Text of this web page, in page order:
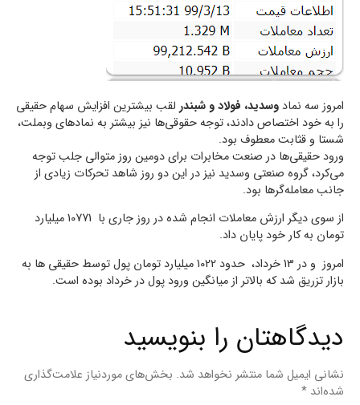
امروز سه نماد وسدید، فولاد و شبندر لقب بیشترین افزایش سهام حقیقی
را به خود اختصاص دادند، توجه حقوقی‌ها نیز بیشتر به نمادهای وبملت،
شستا و قثابت معطوف بود.
ورود حقیقی‌ها در صنعت مخابرات برای دومین روز متوالی جلب توجه
می‌کرد، گروه صنعتی وسدید نیز در این دو روز شاهد تحرکات زیادی از
جانب معامله‌گرها بود.
از سوی دیگر ارزش معاملات انجام شده در روز جاری با 10771 میلیارد
تومان به کار خود پایان داد.
امروز و در 13 خرداد، حدود 1022 میلیارد تومان پول توسط حقیقی ها به
بازار تزریق شد که بالاتر از میانگین ورود پول در خرداد بوده است.
دیدگاهتان را بنویسید
نشانی ایمیل شما منتشر نخواهد شد. بخش‌های موردنیاز علامت‌گذاری
شده‌اند *